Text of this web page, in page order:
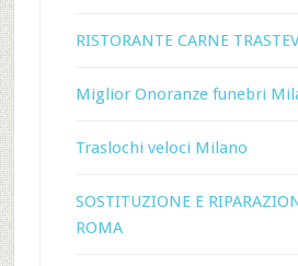
RISTORANTE CARNE
Miglior Onoranze funebri
Traslochi veloci Milano
SOSTITUZIONE E
ROMA